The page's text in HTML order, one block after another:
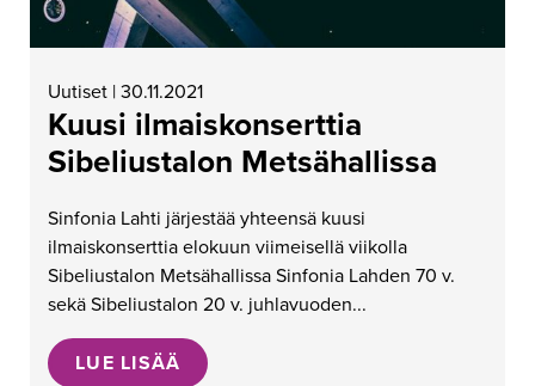
Uutiset | 30.11.2021
Kuusi ilmaiskonserttia
Sibeliustalon Metsähallissa
Sinfonia Lahti järjestää yhteensä kuusi
ilmaiskonserttia elokuun viimeisellä viikolla
Sibeliustalon Metsähallissa Sinfonia Lahden 70 v.
sekä Sibeliustalon 20 v. juhlavuoden...
LUE LISÄÄ